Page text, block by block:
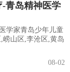
青岛精神医学
学家青岛少年儿童
崂山区,李沧区,黄岛
08-02